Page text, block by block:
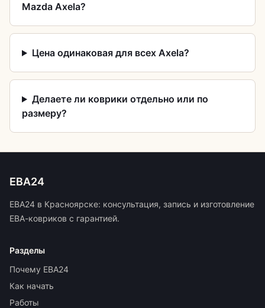
Mazda Axela?
Цена одинаковая для всех Axela?
Делаете ли коврики отдельно или по
размеру?
ЕВА24
ЕВА24 в Красноярске: консультация, запись и изготовление
ЕВА-ковриков с гарантией.
Разделы
Почему ЕВА24
Как начать
Работы